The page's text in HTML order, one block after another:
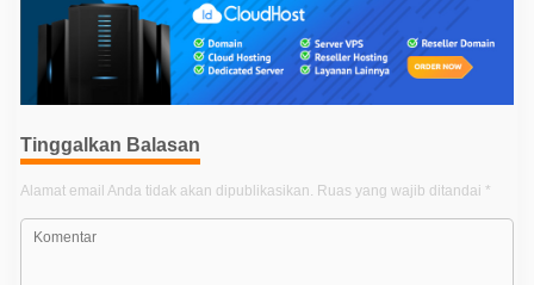
i
p
o
s
Tinggalkan Balasan
Alamat email Anda tidak akan dipublikasikan. Ruas yang wajib ditandai *